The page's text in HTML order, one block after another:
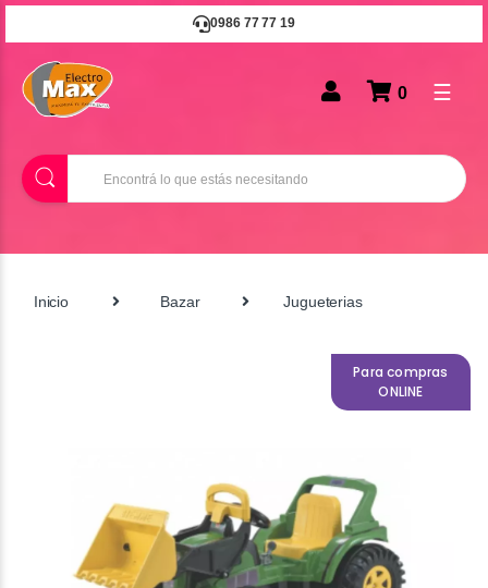
0986 77 77 19
B
u
0 ☰
Inicio Bazar Jugueterias
Para compras
ONLINE